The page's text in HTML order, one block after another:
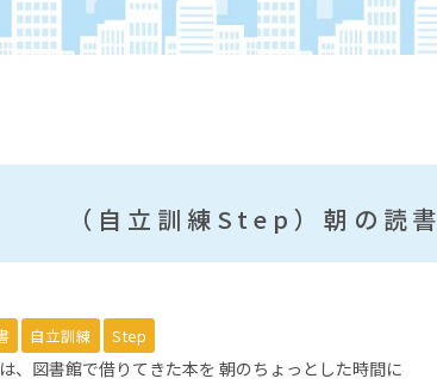
（自立訓練Step）朝の読書
自立訓練 Step
図書館で借りてきた本を 朝のちょっとした時間に